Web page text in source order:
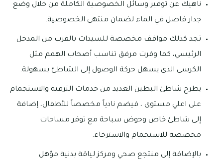
ناهيك عن توفير وسائل الخصوصية الكاملة من خلال وضع
جدار فاصل في الماء لضمان منتهى الخصوصية.
تجد كذلك مواقف مخصصة للسيدات بالقرب من المدخل
الرئيسي، كما وفرت مرفق تناسب أصحاب الهمم مثل
الكرسي الذي يسهل حركة الوصول إلى الشاطئ بسهولة.
يطرح شاطئ البطين العديد من خدمات الترفيه والاستجمام
على اعلي مستوى ، فيضم نادياً مخصصاً للأطفال، إضافة
إلى شاطئ خاص وحوض سباحة مع توفر مساحات
مخصصة للاستجمام والاسترخاء.
بالإضافة إلى منتجع صحي ومركز لياقة بدنية مؤهل